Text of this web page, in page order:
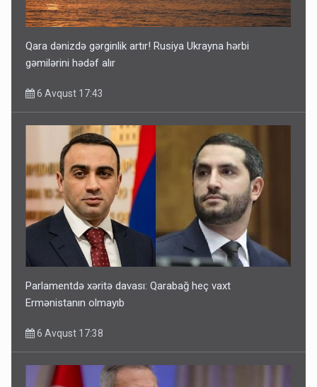
Qara dənizdə gərginlik artır! Rusiya Ukrayna hərbi
gəmilərini hədəf alır
6 Avqust 17:43
Parlamentdə xəritə davası: Qarabağ heç vaxt
Ermənistanın olmayıb
6 Avqust 17:38